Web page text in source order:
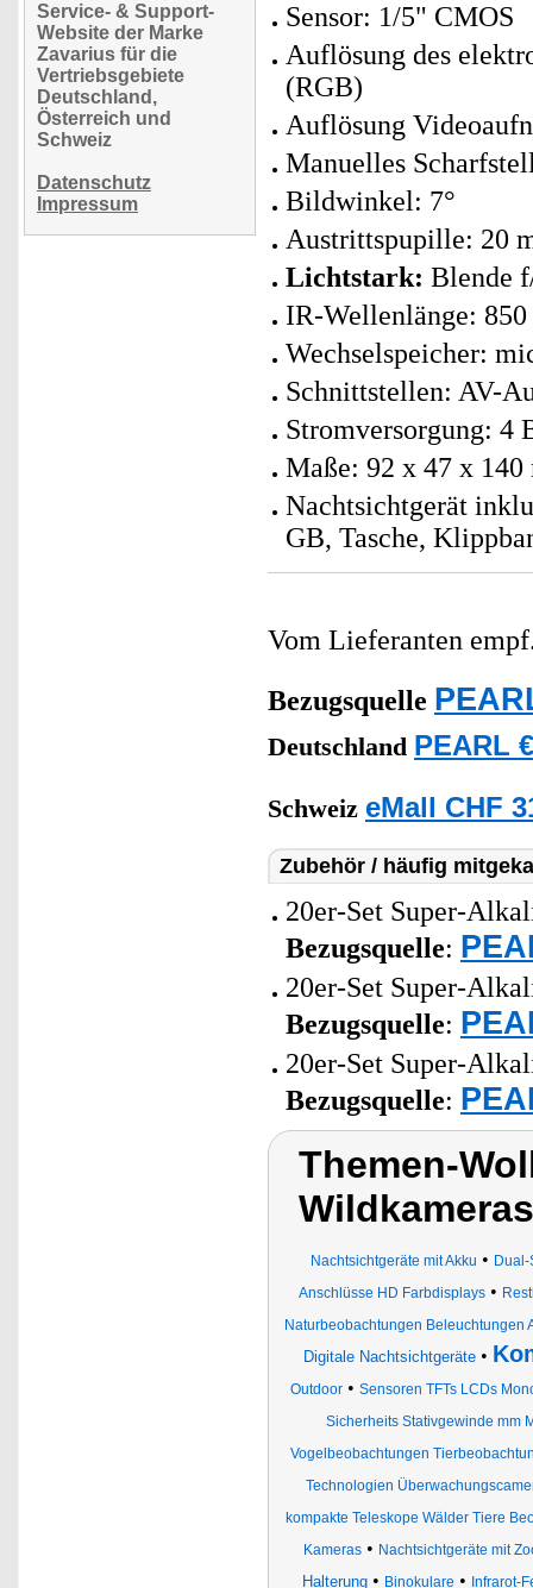
Service- & Support-
Website der Marke
Zavarius für die
Vertriebsgebiete
Deutschland,
Österreich und
Schweiz
Datenschutz
Impressum
Sensor: 1/5" CMOS
Auflösung des
(RGB)
Auflösung
Manuelles
Bildwinkel: 7°
Austrittspupille: 20
Lichtstark: Blende
IR-Wellenlänge: 850
Wechselspeicher:
Schnittstellen: AV-
Stromversorgung: 4
Maße: 92 x 47 x
Nachtsichtgerät
GB, Tasche,
Vom Lieferanten
Bezugsquelle
Deutschland PEARL
Schweiz eMall CHF
Zubehör / häufig
20er-Set Super-
Bezugsquelle:
20er-Set Super-
Bezugsquelle:
20er-Set Super-
Bezugsquelle:
Themen-
Nachtsichtgeräte mit Akku •
Anschlüsse HD Farbdisplays •
Naturbeobachtungen Beleuchtungen
Digitale Nachtsichtgeräte•
Outdoor• Sensoren TFTs LCDs
Sicherheits Stativgewinde mm
Vogelbeobachtungen
Technologien
kompakte Teleskope Wälder Tiere
Kameras• Nachtsichtgeräte mit
Halterung• Binokulare • Infrarot-